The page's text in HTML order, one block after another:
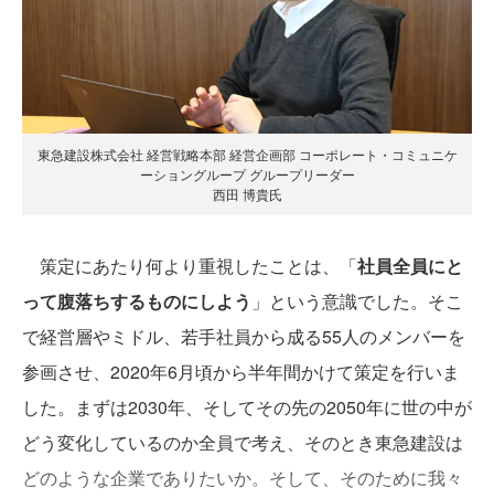
東急建設株式会社 経営戦略本部 経営企画部 コーポレート・コミュニケ
ーショングループ グループリーダー
西田 博貴氏
策定にあたり何より重視したことは、「社員全員にと
って腹落ちするものにしよう 」という意識でした。そこ
で経営層やミドル、若手社員から成る55人のメンバーを
参画させ、2020年6月頃から半年間かけて策定を行いま
した。まずは2030年、そしてその先の2050年に世の中が
どう変化しているのか全員で考え、そのとき東急建設は
どのような企業でありたいか。そして、そのために我々